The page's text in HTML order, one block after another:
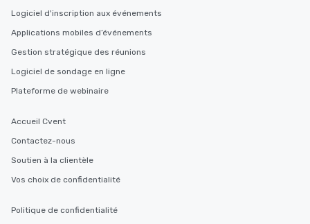
Logiciel d'inscription aux événements
Applications mobiles d’événements
Gestion stratégique des réunions
Logiciel de sondage en ligne
Plateforme de webinaire
Accueil Cvent
Contactez-nous
Soutien à la clientèle
Vos choix de confidentialité
Politique de confidentialité